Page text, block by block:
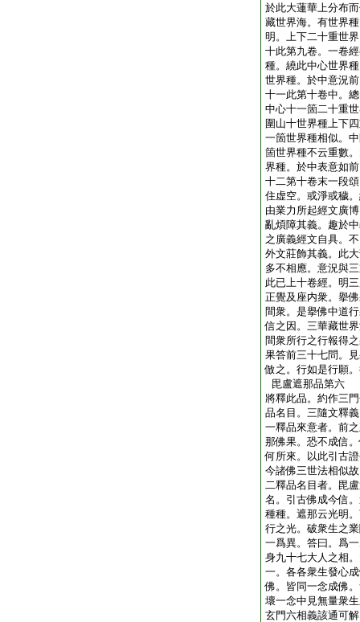
於此大蓮華上分布
藏世界海。有世界
明。上下二十重世
十此第九卷。一卷
種。繞此中心世界
世界種。於中意況
十一此第十卷中。
中心十一箇二十重
圍山十世界種上下
一箇世界種相似。
箇世界種不云重數
界種。於中表意如
十二第十卷末一段
住虚空。或淨或穢
由業力所起經文廣
亂煩障其義。趣於
之廣義經文自具。
外文莊飾其義。此
多不相應。意況與
此已上十卷經。明
正覺及座内衆。擧
間衆。是擧佛中道
信之因。三華藏世
間衆所行之行報得
果答前三十七問。
倣之。行如是行願
毘盧遮那品第六
將釋此品。約作三
品名目。三隨文釋義
一釋品來意者。前
那佛果。恐不成信
何所來。以此引古
今諸佛三世法相似
二釋品名目者。毘
名。引古佛成今信
種種。遮那云光明
行之光。破衆生之
一爲異。答曰。爲
身九十七大人之相
一。各各衆生發心
佛。皆同一念成佛
壞一念中見無量衆
玄門六相義該通可